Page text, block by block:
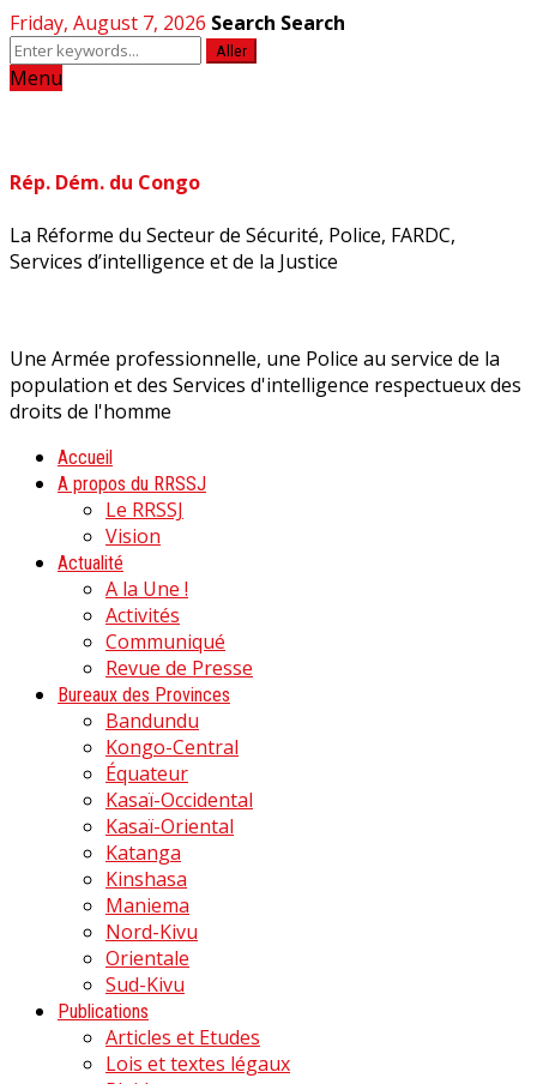
Friday, August 7, 2026 Search Search
Aller
Menu
Rép. Dém. du Congo
La Réforme du Secteur de Sécurité, Police, FARDC,
Services d’intelligence et de la Justice
Une Armée professionnelle, une Police au service de la
population et des Services d'intelligence respectueux des
droits de l'homme
Accueil
A propos du RRSSJ
Le RRSSJ
Vision
Actualité
A la Une !
Activités
Communiqué
Revue de Presse
Bureaux des Provinces
Bandundu
Kongo-Central
Équateur
Kasaï-Occidental
Kasaï-Oriental
Katanga
Kinshasa
Maniema
Nord-Kivu
Orientale
Sud-Kivu
Publications
Articles et Etudes
Lois et textes légaux